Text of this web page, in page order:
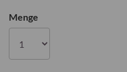
Bildgalerie
springen
Menge